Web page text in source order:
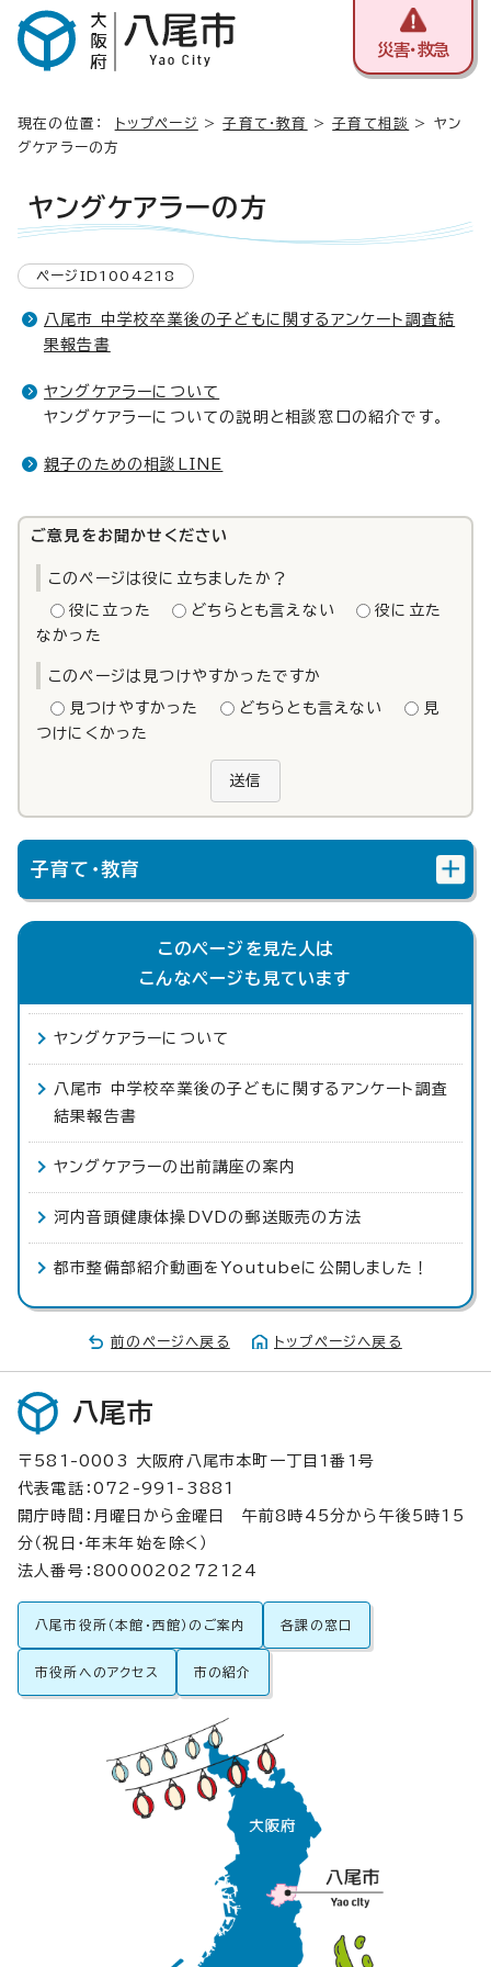
災害・救急
現在の位置： トップページ >子育て・教育 >子育て相談
> ヤン
グケアラーの方
ヤングケアラーの方
ページID1004218
八尾市 中学校卒業後の子どもに関するアンケート調査結
果報告書
ヤングケアラーについて
ヤングケアラーについての説明と相談窓口の紹介です。
親子のための相談LINE
ご意見をお聞かせください
このページは役に立ちましたか？
役に立った どちらとも言えない
役に立た
なかった
このページは見つけやすかったですか
見つけやすかった どちらとも言えない
見
つけにくかった
送信
子育て・教育
このページを見た人は
こんなページも見ています
ヤングケアラーについて
八尾市 中学校卒業後の子どもに関するアンケート調査
結果報告書
ヤングケアラーの出前講座の案内
河内音頭健康体操DVDの郵送販売の方法
都市整備部紹介動画をYoutubeに公開しました！
前のページへ戻る トップページへ戻る
八尾市
〒581-0003 大阪府八尾市本町一丁目1番1号
代表電話：072-991-3881
開庁時間：月曜日から金曜日 午前8時45分から午後5時15
分（祝日・年末年始を除く）
法人番号：8000020272124
八尾市役所（本館・西館）のご案内 各課の窓口
市役所へのアクセス 市の紹介